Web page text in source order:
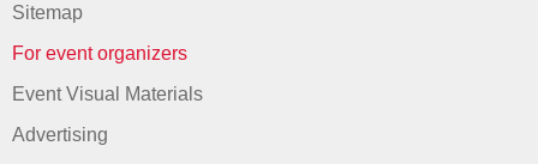
Sitemap
For event organizers
Event Visual Materials
Advertising